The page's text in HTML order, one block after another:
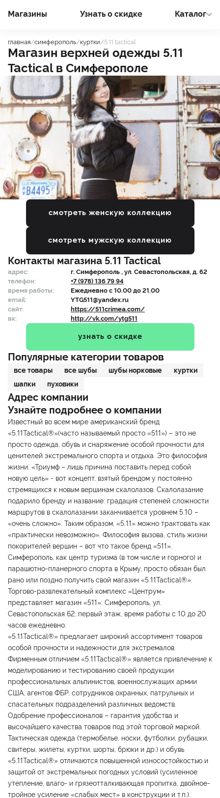
Магазины Узнать о cкидке Каталог
главная/симферополь/куртки/5.11 tactical
Магазин верхней одежды 5.11
Tacticalв Симферополе
смотреть женскую коллекцию
смотреть мужскую коллекцию
Контакты магазина 5.11 Tactical
адрес: г. Симферополь , ул. Севастопольская, д. 62
телефон:
+7 (978) 136 79 94
время работы:
Ежедневно с 10.00 до 21.00
email:
YTG511@yandex.ru
сайт:
https://511crimea.com/
вк:
http://vk.com/ytg511
узнать о скидке
Популярные категории товаров
все товары все шубы шубы норковые
куртки
шапки
пуховики
Адрес компании
Узнайте подробнее о компании
Известный во всем мире американский бренд
«5.11Tactical®»(часто называемый просто «511») – это не
просто одежда, обувь и снаряжение особой прочности для
ценителей экстремального спорта и отдыха. Это философия
жизни. «Триумф – лишь причина поставить перед собой
новую цель» - вот концепт, взятый брендом у постоянно
стремящихся к новым вершинам скалолазов. Скалолазание
подарило бренду и название: градация степеней сложности
маршрутов в скалолазании заканчивается уровнем 5.10 –
«очень сложно». Таким образом, «5.11» можно трактовать как
«практически невозможно». Философия вызова, стиль жизни
покорителей вершин – вот что такое бренд «511».
Симферополь, как центр туризма (в том числе и горного) и
парашютно-планерного спорта в Крыму, просто обязан был
рано или поздно получить свой магазин «5.11Tactical®».
Торгово-развлекательный комплекс «Центрум»
представляет магазин «511»: Симферополь, ул.
Севастопольская 62, первый этаж, время работы с 10 до 20
часов ежедневно.
«5.11Tactical®» предлагает широкий ассортимент товаров
особой прочности и надежности для экстремалов.
Фирменным отличием «5.11Tactical®» является привлечение к
моделированию и тестированию своей продукции
профессиональных альпинистов, военнослужащих армии
США, агентов ФБР, сотрудников охранных, патрульных и
спасательных подразделений различных ведомств.
Одобрение профессионалов – гарантия удобства и
высочайшего качества товаров под этой торговой маркой.
Тактическая одежда (термобелье, носки, футболки, рубашки,
свитеры, жилеты, куртки, шорты, брюки и др.) и обувь
«5.11Tactical®» отличаются повышенной износостойкостью и
защитой от экстремальных погодных условий (усиленное
утепление, влаго- и грязеотталкивающая пропитка, двойное-
тройное усиление «слабых мест» в конструкции и т.п.).